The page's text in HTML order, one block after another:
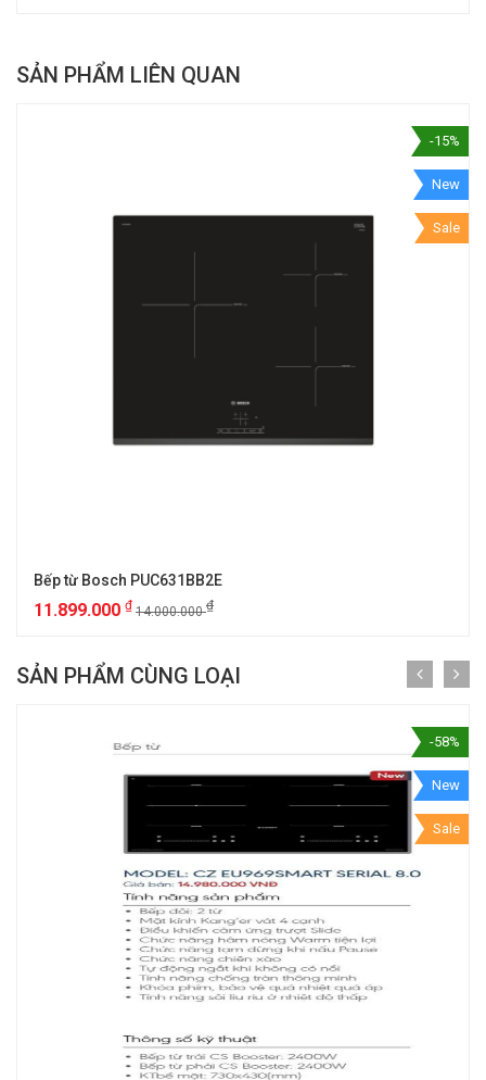
SẢN PHẨM LIÊN QUAN
-15%
New
Sale
Bếp từ Bosch PUC631BB2E
11.899.000 ₫ 14.000.000₫
SẢN PHẨM CÙNG LOẠI
-58%
New
Sale